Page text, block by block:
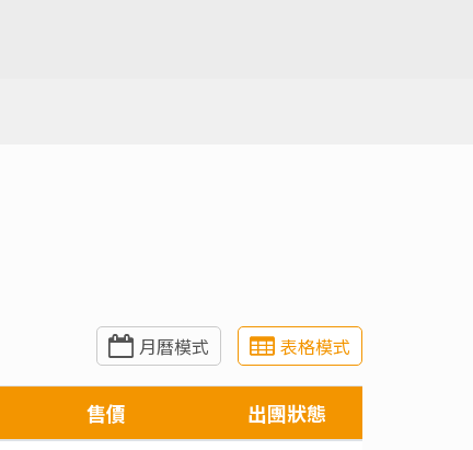
月曆模式 表格模式
售價 出團狀態